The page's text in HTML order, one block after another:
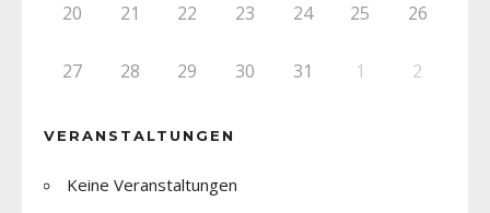
20 21 22 23 24 25 26
27 28 29 30 31 1 2
VERANSTALTUNGEN
Keine Veranstaltungen